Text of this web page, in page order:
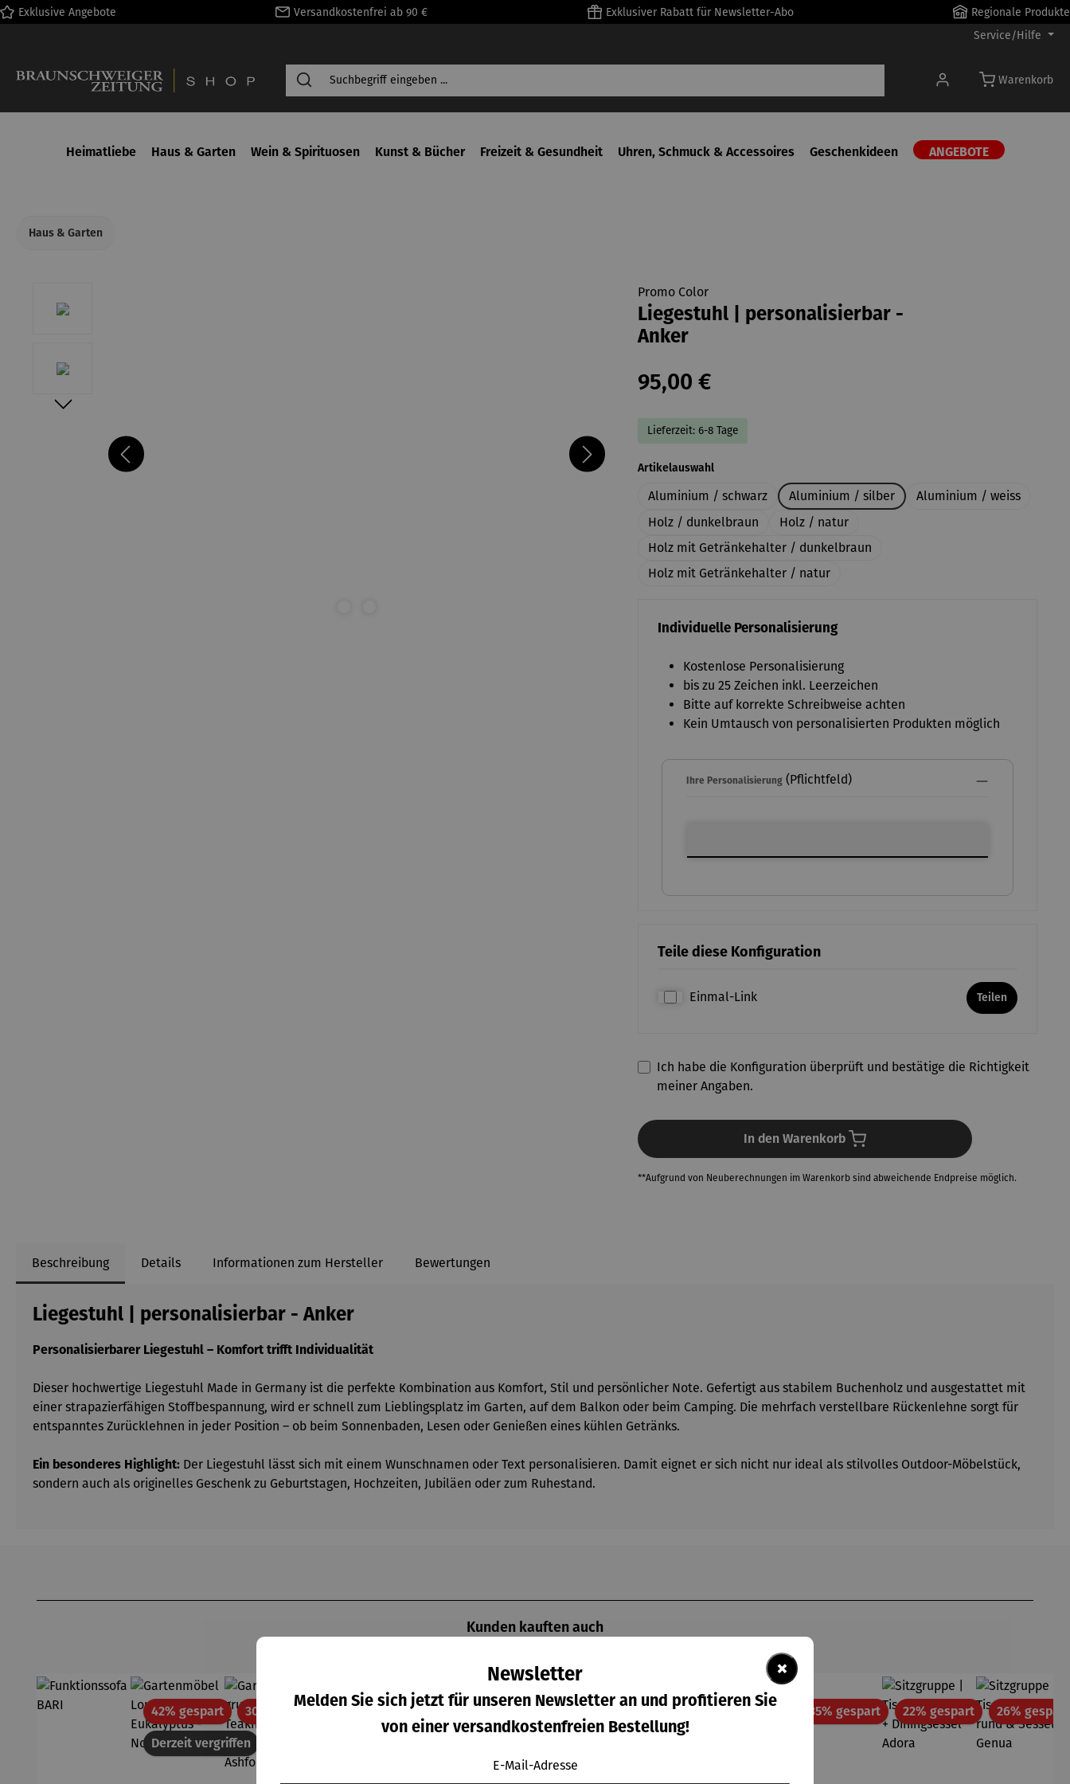
Zur Hauptnavigation springen
Exklusive Angebote Versandkostenfrei ab 90 € Exklusiver Rabatt für Newsletter-Abo
Regionale Produkte
Service/Hilfe
Warenkorb
Heimatliebe Haus & Garten Wein & Spirituosen Kunst & Bücher Freizeit & Gesundheit Uhren, Schmuck & Accessoires Geschenkideen ANGEBOTE
Haus & Garten
Promo Color
Liegestuhl | personalisierbar -
Anker
95,00 €
Lieferzeit: 6-8 Tage
Artikelauswahlauswählen
Aluminium / schwarz Aluminium / silber
Aluminium / weiss
Holz / dunkelbraun
Holz / natur
Holz mit Getränkehalter / dunkelbraun
Holz mit Getränkehalter / natur
Individuelle Personalisierung
Kostenlose Personalisierung
bis zu 25 Zeichen inkl. Leerzeichen
Bitte auf korrekte Schreibweise achten
Kein Umtausch von personalisierten Produkten möglich
Ihre Personalisierung(Pflichtfeld)
Teile diese Konfiguration
Einmal-Link Teilen
Ich habe die Konfiguration überprüft und bestätige die Richtigkeit
meiner Angaben.
In den Warenkorb
**Aufgrund von Neuberechnungen im Warenkorb sind abweichende Endpreise möglich.
Beschreibung Details Informationen zum Hersteller Bewertungen
Liegestuhl | personalisierbar - Anker
Personalisierbarer Liegestuhl – Komfort trifft Individualität
Dieser hochwertige Liegestuhl Made in Germany ist die perfekte Kombination aus Komfort, Stil und persönlicher Note. Gefertigt aus stabilem Buchenholz und ausgestattet mit
einer strapazierfähigen Stoffbespannung, wird er schnell zum Lieblingsplatz im Garten, auf dem Balkon oder beim Camping. Die mehrfach verstellbare Rückenlehne sorgt für
entspanntes Zurücklehnen in jeder Position – ob beim Sonnenbaden, Lesen oder Genießen eines kühlen Getränks.
Ein besonderes Highlight: Der Liegestuhl lässt sich mit einem Wunschnamen oder Text personalisieren. Damit eignet er sich nicht nur ideal als stilvolles Outdoor-Möbelstück,
sondern auch als originelles Geschenk zu Geburtstagen, Hochzeiten, Jubiläen oder zum Ruhestand.
Kunden kauften auch
Derzeit vergriffen
42% gespartRabatt30% gespartRabatt Derzeit vergriffen 7% gespartRabatt35% gespart Rabatt35% gespartRabatt22% gespartRabatt26% gespart
×
Newsletter
Melden Sie sich jetzt für unseren Newsletter an und profitieren Sie
von einer versandkostenfreien Bestellung!
E-Mail-Adresse